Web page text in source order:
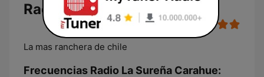
Radio La Sureña Carahue
La mas ranchera de chile
Frecuencias Radio La Sureña Carahue: